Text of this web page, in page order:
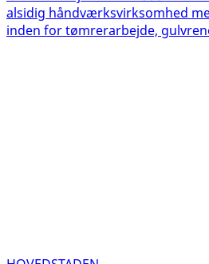
alsidig håndværksvirksomhed
inden for tømrerarbejde,